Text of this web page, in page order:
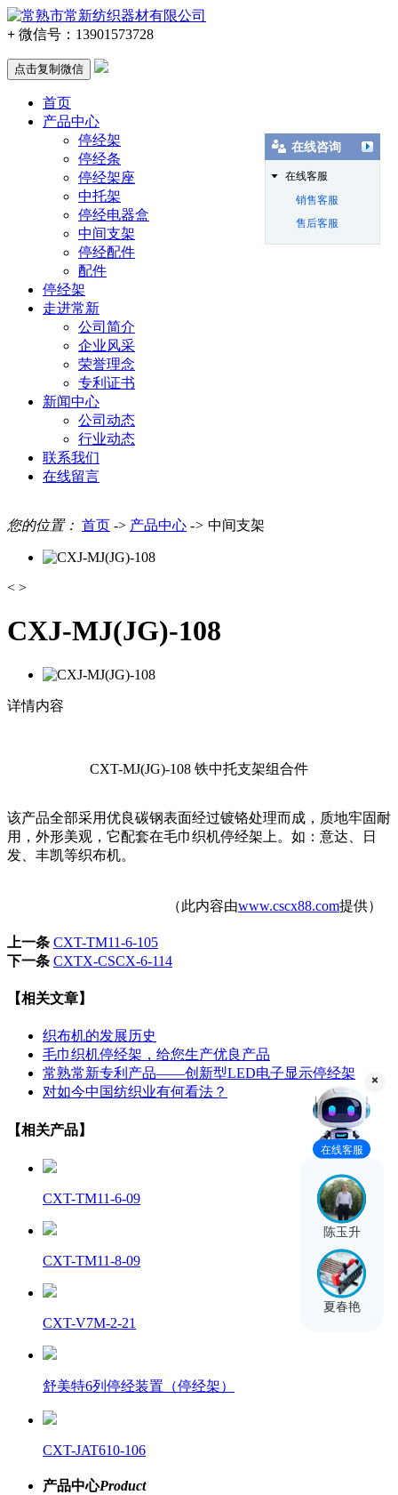
+ 微信号： 13901573728
点击复制微信
首页
产品中心
停经架
停经条
停经架座
中托架
停经电器盒
中间支架
停经配件
配件
停经架
走进常新
公司简介
企业风采
荣誉理念
专利证书
新闻中心
公司动态
行业动态
联系我们
在线留言
您的位置： 首页 -> 产品中心 -> 中间支架
< >
CXJ-MJ(JG)-108
详情内容
CXT-MJ(JG)-108 铁中托支架组合件
该产品全部采用优良碳钢表面经过镀铬处理而成，质地牢固耐
用，外形美观，它配套在毛巾织机停经架上。如：意达、日
发、丰凯等织布机。
（此内容由www.cscx88.com提供）
上一条 CXT-TM11-6-105
下一条 CXTX-CSCX-6-114
【相关文章】
织布机的发展历史
毛巾织机停经架，给您生产优良产品
常熟常新专利产品——创新型LED电子显示停经架
对如今中国纺织业有何看法？
【相关产品】
CXT-TM11-6-09
CXT-TM11-8-09
CXT-V7M-2-21
舒美特6列停经装置（停经架）
CXT-JAT610-106
产品中心Product
在线客服
陈玉升
夏春艳
在线咨询
在线客服
销售客服
售后客服